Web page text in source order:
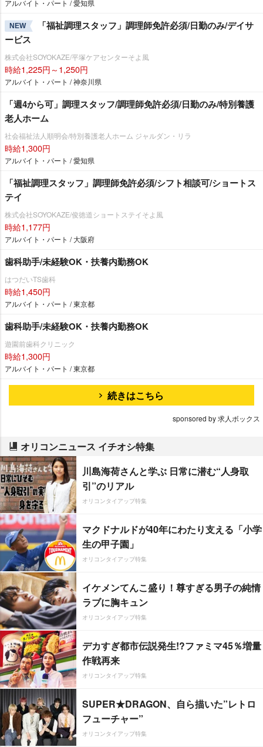
アルバイト・パート / 愛知県
NEW
「福祉調理スタッフ」調理師免許必須/日勤のみ/デイサ
ービス
株式会社SOYOKAZE/平塚ケアセンターそよ風
時給1,225円～1,250円
アルバイト・パート / 神奈川県
「週4から可」調理スタッフ/調理師免許必須/日勤のみ/特別養護
老人ホーム
社会福祉法人順明会/特別養護老人ホーム ジャルダン・リラ
時給1,300円
アルバイト・パート / 愛知県
「福祉調理スタッフ」調理師免許必須/シフト相談可/ショートス
テイ
株式会社SOYOKAZE/俊徳道ショートステイそよ風
時給1,177円
アルバイト・パート / 大阪府
歯科助手/未経験OK・扶養内勤務OK
はつだいTS歯科
時給1,450円
アルバイト・パート / 東京都
歯科助手/未経験OK・扶養内勤務OK
遊園前歯科クリニック
時給1,300円
アルバイト・パート / 東京都
続きはこちら
sponsored by 求人ボックス
オリコンニュース イチオシ特集
川島海荷さんと学ぶ 日常に潜む“人身取
引”のリアル
オリコンタイアップ特集
マクドナルドが40年にわたり支える「小学
生の甲子園」
オリコンタイアップ特集
イケメンてんこ盛り！尊すぎる男子の純情
ラブに胸キュン
オリコンタイアップ特集
デカすぎ都市伝説発生!?ファミマ45％増量
作戦再来
オリコンタイアップ特集
SUPER★DRAGON、自ら描いた”レトロ
フューチャー”
オリコンタイアップ特集